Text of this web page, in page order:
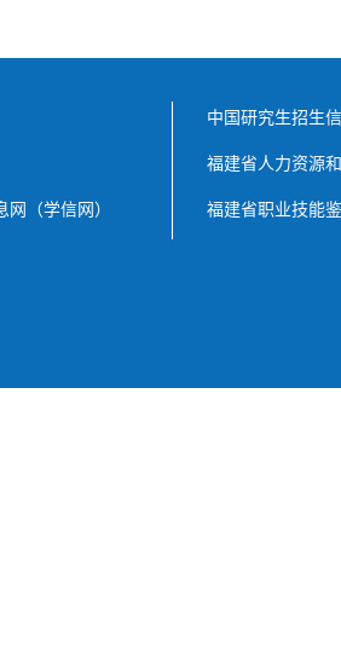
（学信网）
中国研究生招生
福建省人力资源
福建省职业技能